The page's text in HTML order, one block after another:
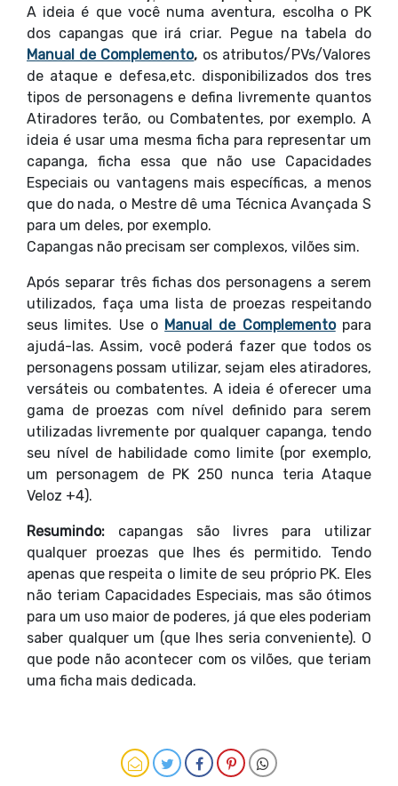
A ideia é que você numa aventura, escolha o PK
dos capangas que irá criar. Pegue na tabela do
Manual de Complemento, os atributos/PVs/Valores
de ataque e defesa,etc. disponibilizados dos tres
tipos de personagens e defina livremente quantos
Atiradores terão, ou Combatentes, por exemplo. A
ideia é usar uma mesma ficha para representar um
capanga, ficha essa que não use Capacidades
Especiais ou vantagens mais específicas, a menos
que do nada, o Mestre dê uma Técnica Avançada S
para um deles, por exemplo.
Capangas não precisam ser complexos, vilões sim.
Após separar três fichas dos personagens a serem
utilizados, faça uma lista de proezas respeitando
seus limites. Use o Manual de Complementopara
ajudá-las. Assim, você poderá fazer que todos os
personagens possam utilizar, sejam eles atiradores,
versáteis ou combatentes. A ideia é oferecer uma
gama de proezas com nível definido para serem
utilizadas livremente por qualquer capanga, tendo
seu nível de habilidade como limite (por exemplo,
um personagem de PK 250 nunca teria Ataque
Veloz +4).
Resumindo: capangas são livres para utilizar
qualquer proezas que lhes és permitido. Tendo
apenas que respeita o limite de seu próprio PK. Eles
não teriam Capacidades Especiais, mas são ótimos
para um uso maior de poderes, já que eles poderiam
saber qualquer um (que lhes seria conveniente). O
que pode não acontecer com os vilões, que teriam
uma ficha mais dedicada.